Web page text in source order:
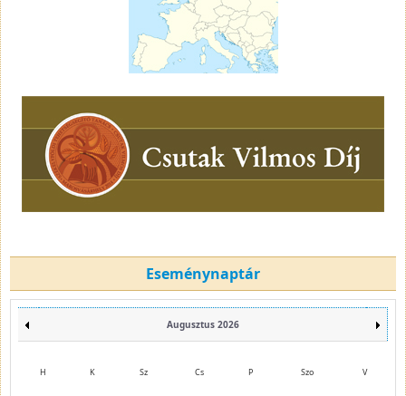
Eseménynaptár
Augusztus 2026
H K Sz Cs P Szo V